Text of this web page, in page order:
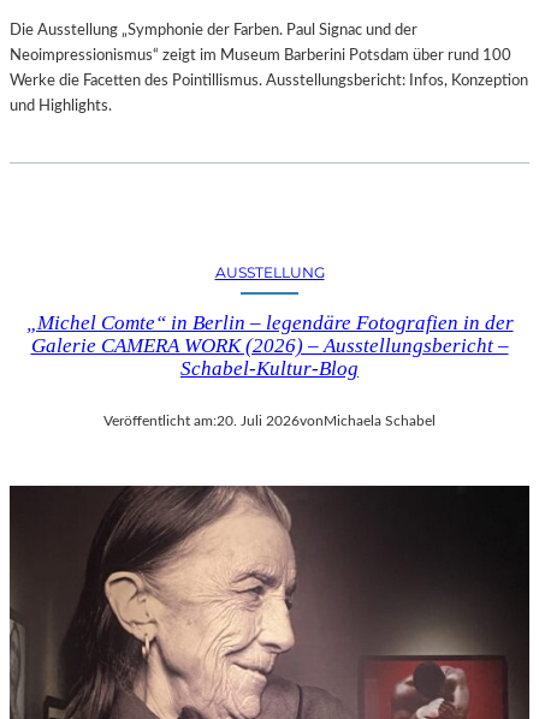
Die Ausstellung „Symphonie der Farben. Paul Signac und der
Neoimpressionismus“ zeigt im Museum Barberini Potsdam über rund 100
Werke die Facetten des Pointillismus. Ausstellungsbericht: Infos, Konzeption
und Highlights.
AUSSTELLUNG
„Michel Comte“ in Berlin – legendäre Fotografien in der
Galerie CAMERA WORK (2026) – Ausstellungsbericht –
Schabel-Kultur-Blog
Veröffentlicht am:20. Juli 2026vonMichaela Schabel